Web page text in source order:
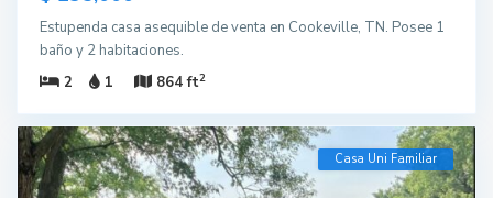
Estupenda casa asequible de venta en Cookeville, TN. Posee 1
baño y 2 habitaciones.
2
1 864 ft2
Casa Uni Familiar